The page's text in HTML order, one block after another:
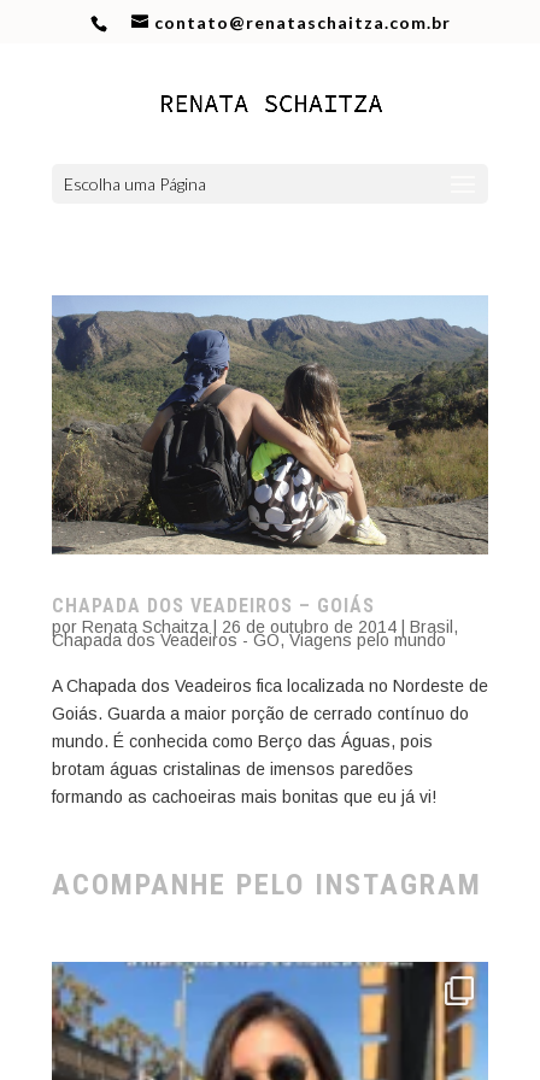
contato@renataschaitza.com.br
Escolha uma Página
CHAPADA DOS VEADEIROS – GOIÁS
por Renata Schaitza| 26 de outubro de 2014 Brasil ,
Chapada dos Veadeiros - GO, Viagens pelo mundo
A Chapada dos Veadeiros fica localizada no Nordeste de
Goiás. Guarda a maior porção de cerrado contínuo do
mundo. É conhecida como Berço das Águas, pois
brotam águas cristalinas de imensos paredões
formando as cachoeiras mais bonitas que eu já vi!
ACOMPANHE PELO INSTAGRAM